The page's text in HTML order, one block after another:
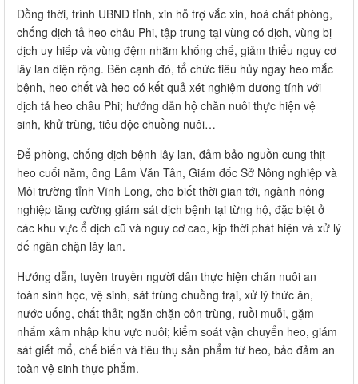
Đồng thời, trình UBND tỉnh, xin hỗ trợ vắc xin, hoá chất phòng,
chống dịch tả heo châu Phi, tập trung tại vùng có dịch, vùng bị
dịch uy hiếp và vùng đệm nhằm khống chế, giảm thiểu nguy cơ
lây lan diện rộng. Bên cạnh đó, tổ chức tiêu hủy ngay heo mắc
bệnh, heo chết và heo có kết quả xét nghiệm dương tính với
dịch tả heo châu Phi; hướng dẫn hộ chăn nuôi thực hiện vệ
sinh, khử trùng, tiêu độc chuồng nuôi…
Để phòng, chống dịch bệnh lây lan, đảm bảo nguồn cung thịt
heo cuối năm, ông Lâm Văn Tân, Giám đốc Sở Nông nghiệp và
Môi trường tỉnh Vĩnh Long, cho biết thời gian tới, ngành nông
nghiệp tăng cường giám sát dịch bệnh tại từng hộ, đặc biệt ở
các khu vực ổ dịch cũ và nguy cơ cao, kịp thời phát hiện và xử lý
để ngăn chặn lây lan.
Hướng dẫn, tuyên truyền người dân thực hiện chăn nuôi an
toàn sinh học, vệ sinh, sát trùng chuồng trại, xử lý thức ăn,
nước uống, chất thải; ngăn chặn côn trùng, ruồi muỗi, gặm
nhấm xâm nhập khu vực nuôi; kiểm soát vận chuyển heo, giám
sát giết mổ, chế biến và tiêu thụ sản phẩm từ heo, bảo đảm an
toàn vệ sinh thực phẩm.